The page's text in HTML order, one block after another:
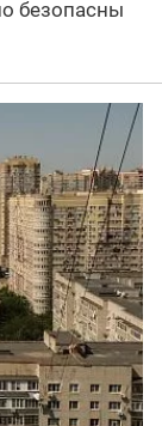
безопасны